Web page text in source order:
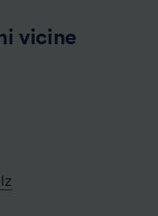
vicine